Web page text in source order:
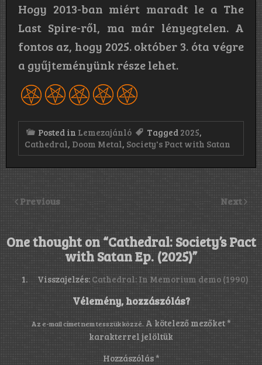
Hogy 2013-ban miért maradt le a The
Last Spire-ről, ma már lényegtelen. A
fontos az, hogy 2025. október 3. óta végre
a gyűjteményünk része lehet.
Posted in Lemezajánló Tagged 2025,
Cathedral, Doom Metal, Society's Pact with Satan
Previous Next
One thought on “Cathedral: Society’s Pact
with Satan Ep. (2025)”
Visszajelzés: Cathedral: In Memorium demo (1990)
Vélemény, hozzászólás?
Az e-mail címet nem tesszük közzé. A kötelező mezőket *
karakterrel jelöltük
Hozzászólás*